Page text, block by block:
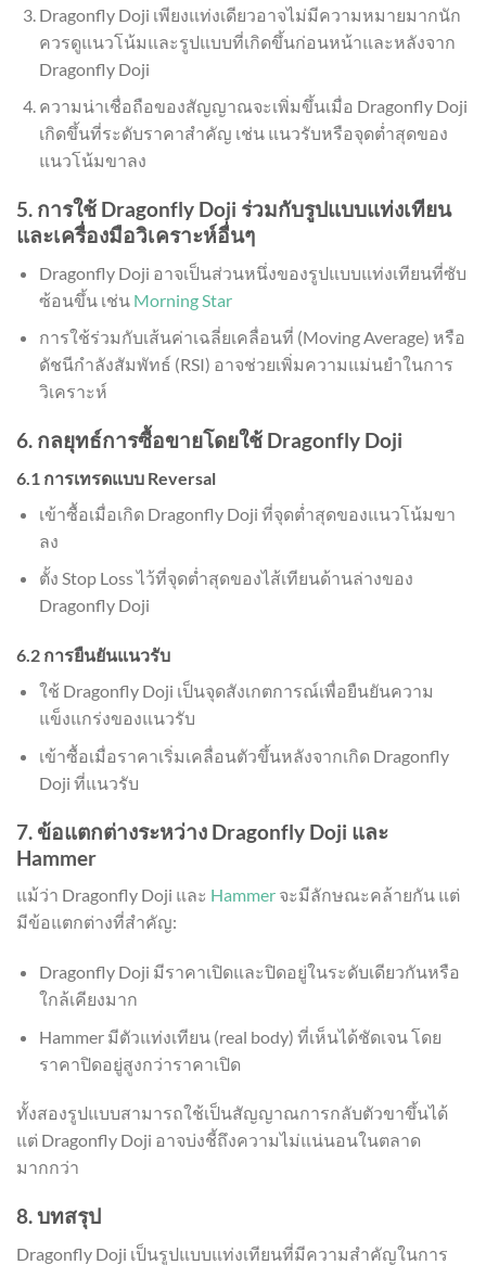
Dragonfly Doji เพียงแท่งเดียวอาจไม่มีความหมายมากนัก
ควรดูแนวโน้มและรูปแบบที่เกิดขึ้นก่อนหน้าและหลังจาก
Dragonfly Doji
ความน่าเชื่อถือของสัญญาณจะเพิ่มขึ้นเมื่อ Dragonfly Doji
เกิดขึ้นที่ระดับราคาสำคัญ เช่น แนวรับหรือจุดต่ำสุดของ
แนวโน้มขาลง
5. การใช้ Dragonfly Doji ร่วมกับรูปแบบแท่งเทียน
และเครื่องมือวิเคราะห์อื่นๆ
Dragonfly Doji อาจเป็นส่วนหนึ่งของรูปแบบแท่งเทียนที่ซับ
ซ้อนขึ้น เช่น Morning Star
การใช้ร่วมกับเส้นค่าเฉลี่ยเคลื่อนที่ (Moving Average) หรือ
ดัชนีกำลังสัมพัทธ์ (RSI) อาจช่วยเพิ่มความแม่นยำในการ
วิเคราะห์
6. กลยุทธ์การซื้อขายโดยใช้ Dragonfly Doji
6.1 การเทรดแบบ Reversal
เข้าซื้อเมื่อเกิด Dragonfly Doji ที่จุดต่ำสุดของแนวโน้มขา
ลง
ตั้ง Stop Loss ไว้ที่จุดต่ำสุดของไส้เทียนด้านล่างของ
Dragonfly Doji
6.2 การยืนยันแนวรับ
ใช้ Dragonfly Doji เป็นจุดสังเกตการณ์เพื่อยืนยันความ
แข็งแกร่งของแนวรับ
เข้าซื้อเมื่อราคาเริ่มเคลื่อนตัวขึ้นหลังจากเกิด Dragonfly
Doji ที่แนวรับ
7. ข้อแตกต่างระหว่าง Dragonfly Doji และ
Hammer
แม้ว่า Dragonfly Doji และ Hammer จะมีลักษณะคล้ายกัน แต่
มีข้อแตกต่างที่สำคัญ:
Dragonfly Doji มีราคาเปิดและปิดอยู่ในระดับเดียวกันหรือ
ใกล้เคียงมาก
Hammer มีตัวแท่งเทียน (real body) ที่เห็นได้ชัดเจน โดย
ราคาปิดอยู่สูงกว่าราคาเปิด
ทั้งสองรูปแบบสามารถใช้เป็นสัญญาณการกลับตัวขาขึ้นได้
แต่ Dragonfly Doji อาจบ่งชี้ถึงความไม่แน่นอนในตลาด
มากกว่า
8. บทสรุป
Dragonfly Doji เป็นรูปแบบแท่งเทียนที่มีความสำคัญในการ